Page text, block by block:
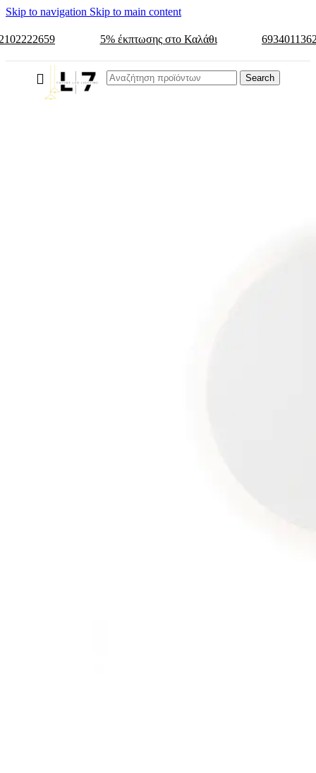
Skip to navigation Skip to main content
5% έκπτωσης στο Καλάθι
Search